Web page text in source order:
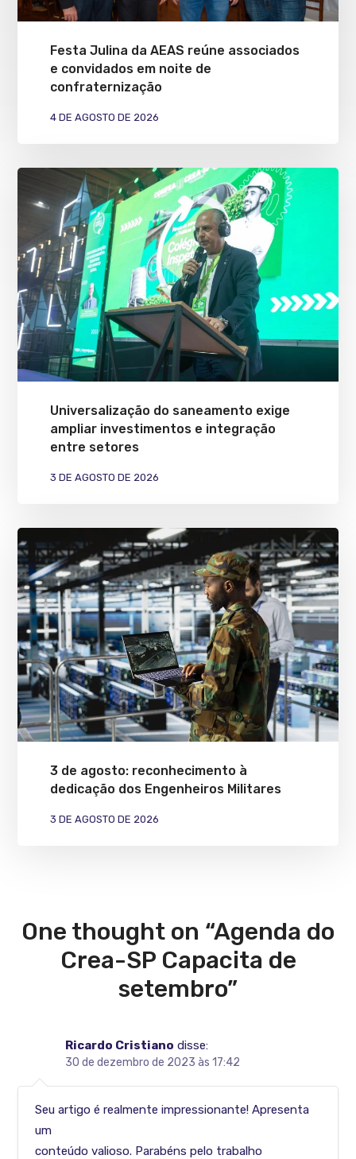
Festa Julina da AEAS reúne associados
e convidados em noite de
confraternização
4 DE AGOSTO DE 2026
Universalização do saneamento exige
ampliar investimentos e integração
entre setores
3 DE AGOSTO DE 2026
3 de agosto: reconhecimento à
dedicação dos Engenheiros Militares
3 DE AGOSTO DE 2026
One thought on “Agenda do
Crea-SP Capacita de
setembro”
Ricardo Cristiano disse:
30 de dezembro de 2023 às 17:42
Seu artigo é realmente impressionante! Apresenta
um
conteúdo valioso. Parabéns pelo trabalho